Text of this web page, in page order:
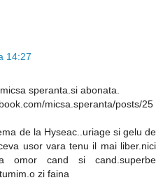
14:27
speranta.si abonata.
micsa.speranta/posts/25
de la Hyseac..uriage si gelu de
usor vara tenu il mai liber.nici
omor cand si cand.superbe
zi faina